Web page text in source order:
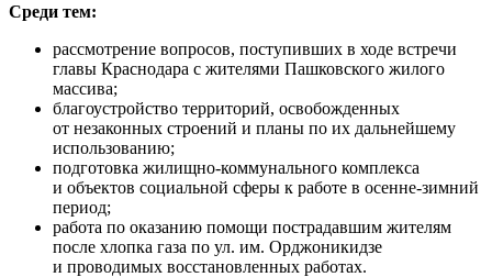
Среди тем:
рассмотрение вопросов, поступивших в ходе встречи
главы Краснодара с жителями Пашковского жилого
массива;
благоустройство территорий, освобожденных
от незаконных строений и планы по их дальнейшему
использованию;
подготовка жилищно-коммунального комплекса
и объектов социальной сферы к работе в осенне-зимний
период;
работа по оказанию помощи пострадавшим жителям
после хлопка газа по ул. им. Орджоникидзе
и проводимых восстановленных работах.